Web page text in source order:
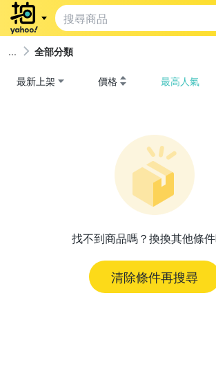
全部分類
最新上架 價格 最高人氣
找不到商品嗎？換換其他條件
清除條件再搜尋